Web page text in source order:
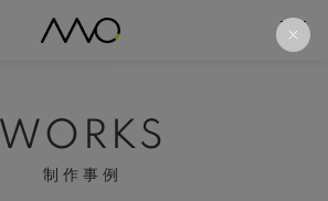
WORKS
制作事例